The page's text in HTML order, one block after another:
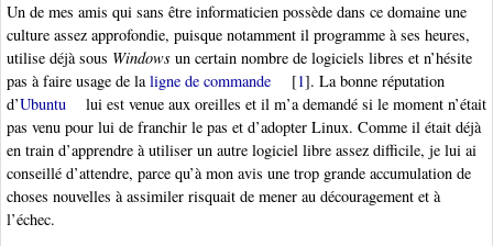
Un de mes amis qui sans être informaticien possède dans ce domaine une
culture assez approfondie, puisque notamment il programme à ses heures,
utilise déjà sous Windows un certain nombre de logiciels libres et n’hésite
pas à faire usage de laligne de commande [1]. La bonne réputation
d’Ubuntu
lui est venue aux oreilles et il m’a demandé si le moment n’était
pas venu pour lui de franchir le pas et d’adopter Linux. Comme il était déjà
en train d’apprendre à utiliser un autre logiciel libre assez difficile, je lui ai
conseillé d’attendre, parce qu’à mon avis une trop grande accumulation de
choses nouvelles à assimiler risquait de mener au découragement et à
l’échec.